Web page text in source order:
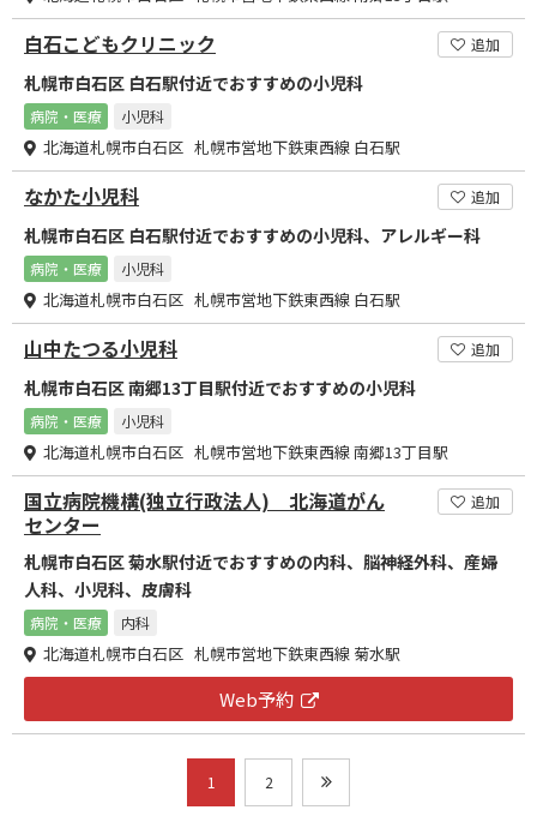
白石こどもクリニック 追加
札幌市白石区 白石駅付近でおすすめの小児科
病院・医療 小児科
北海道札幌市白石区 札幌市営地下鉄東西線 白石駅
なかた小児科 追加
札幌市白石区 白石駅付近でおすすめの小児科、アレルギー科
病院・医療 小児科
北海道札幌市白石区 札幌市営地下鉄東西線 白石駅
山中たつる小児科 追加
札幌市白石区 南郷13丁目駅付近でおすすめの小児科
病院・医療 小児科
北海道札幌市白石区 札幌市営地下鉄東西線 南郷13丁目駅
国立病院機構(独立行政法人) 北海道がん
センター
追加
札幌市白石区 菊水駅付近でおすすめの内科、脳神経外科、産婦
人科、小児科、皮膚科
病院・医療 内科
北海道札幌市白石区 札幌市営地下鉄東西線 菊水駅
Web予約
1 2